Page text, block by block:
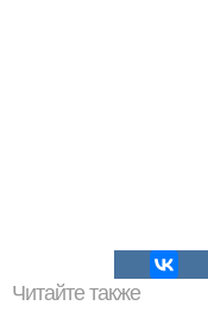
Читайте также